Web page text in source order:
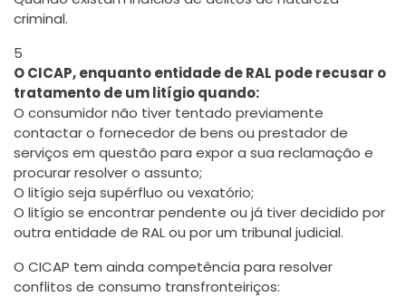
criminal.
5
O CICAP, enquanto entidade de RAL pode recusar o
tratamento de um litígio quando:
O consumidor não tiver tentado previamente
contactar o fornecedor de bens ou prestador de
serviços em questão para expor a sua reclamação e
procurar resolver o assunto;
O litígio seja supérfluo ou vexatório;
O litígio se encontrar pendente ou já tiver decidido por
outra entidade de RAL ou por um tribunal judicial.
O CICAP tem ainda competência para resolver
conflitos de consumo transfronteiriços: